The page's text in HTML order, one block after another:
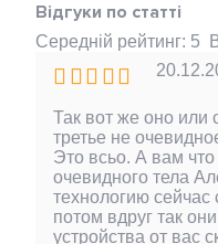
Відгуки по статті
Середній рейтинг: 5
Так вот же оно или
третье не
Это всьо. А вам
очевидного тела
технологию сейчас
потом вдруг так
устройства от вас